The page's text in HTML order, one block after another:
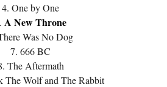
4. One by One
A New Throne
Was No Dog
7. 666 BC
The Aftermath
The Wolf and The Rabbit